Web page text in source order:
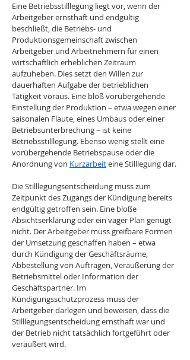
Eine Betriebsstilllegung liegt vor, wenn der
Arbeitgeber ernsthaft und endgültig
beschließt, die Betriebs- und
Produktionsgemeinschaft zwischen
Arbeitgeber und Arbeitnehmern für einen
wirtschaftlich erheblichen Zeitraum
aufzuheben. Dies setzt den Willen zur
dauerhaften Aufgabe der betrieblichen
Tätigkeit voraus. Eine bloß vorübergehende
Einstellung der Produktion – etwa wegen einer
saisonalen Flaute, eines Umbaus oder einer
Betriebsunterbrechung – ist keine
Betriebsstilllegung. Ebenso wenig stellt eine
vorübergehende Betriebspause oder die
Anordnung von Kurzarbeit eine Stilllegung dar.
Die Stilllegungsentscheidung muss zum
Zeitpunkt des Zugangs der Kündigung bereits
endgültig getroffen sein. Eine bloße
Absichtserklärung oder ein vager Plan genügt
nicht. Der Arbeitgeber muss greifbare Formen
der Umsetzung geschaffen haben – etwa
durch Kündigung der Geschäftsräume,
Abbestellung von Aufträgen, Veräußerung der
Betriebsmittel oder Information der
Geschäftspartner. Im
Kündigungsschutzprozess muss der
Arbeitgeber darlegen und beweisen, dass die
Stilllegungsentscheidung ernsthaft war und
der Betrieb nicht tatsächlich fortgeführt oder
veräußert wird.